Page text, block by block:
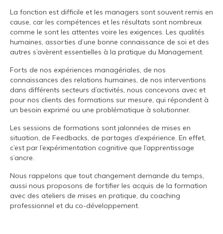
La fonction est difficile et les managers sont souvent remis en
cause, car les compétences et les résultats sont nombreux
comme le sont les attentes voire les exigences. Les qualités
humaines, assorties d’une bonne connaissance de soi et des
autres s’avèrent essentielles à la pratique du Management.
Forts de nos expériences managériales, de nos
connaissances des relations humaines, de nos interventions
dans différents secteurs d’activités, nous concevons avec et
pour nos clients des formations sur mesure, qui répondent à
un besoin exprimé ou une problématique à solutionner.
Les sessions de formations sont jalonnées de mises en
situation, de Feedbacks, de partages d’expérience. En effet,
c’est par l’expérimentation cognitive que l’apprentissage
s’ancre.
Nous rappelons que tout changement demande du temps,
aussi nous proposons de fortifier les acquis de la formation
avec des ateliers de mises en pratique, du coaching
professionnel et du co-développement.